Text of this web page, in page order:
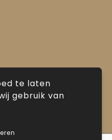
te laten
gebruik van